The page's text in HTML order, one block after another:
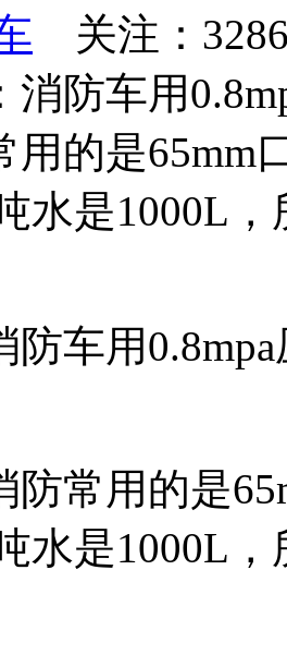
关注：
消防车用
用的是65mm
水是1000L
用0.8mpa
用的是
水是1000L